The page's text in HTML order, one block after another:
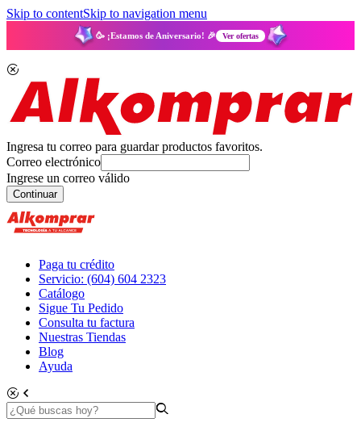
Skip to contentSkip to navigation menu
🥳 ¡Estamos de Aniversario! 🎉 Ver ofertas
Ingresa tu correo para guardar productos favoritos.
Correo electrónico
Ingrese un correo válido
Continuar
Paga tu crédito
Servicio: (604) 604 2323
Catálogo
Sigue Tu Pedido
Consulta tu factura
Nuestras Tiendas
Blog
Ayuda